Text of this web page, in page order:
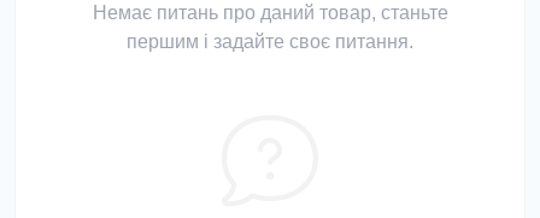
Немає питань про даний товар, станьте
першим і задайте своє питання.